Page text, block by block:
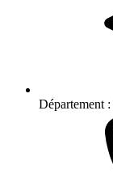
Département :